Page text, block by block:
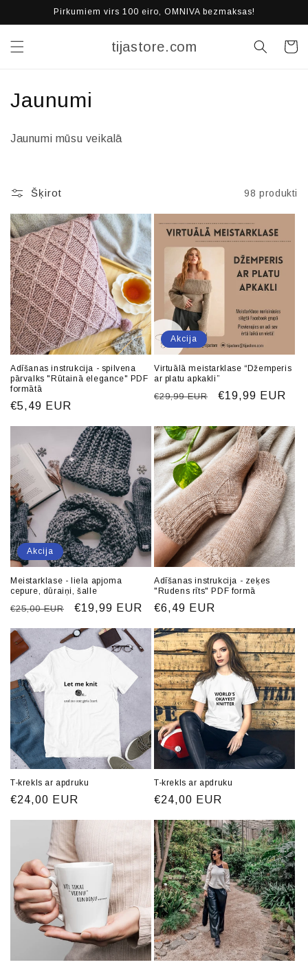
saturu
Pirkumiem virs 100 eiro, OMNIVA bezmaksas!
tijastore.com Grozs
K
c
i
j
a
:
Jaunumi
Jaunumi mūsu veikalā
Šķirot 98 produkti
Adīšanas instrukcija - spilvena
pārvalks "Rūtainā elegance" PDF
formātā
Parastā
€5,49 EUR
Akcija
Virtuālā meistarklase “Džemperis
ar platu apkakli”
Parastā
€29,99 EUR
Akcijas
€19,99 EUR
Akcija
Meistarklase - liela apjoma
cepure, dūraiņi, šalle
Parastā
€25,00 EUR
Akcijas
€19,99 EUR
Adīšanas instrukcija - zeķes
"Rudens rīts" PDF formā
Parastā
€6,49 EUR
T-krekls ar apdruku
Parastā
€24,00 EUR
T-krekls ar apdruku
Parastā
€24,00 EUR